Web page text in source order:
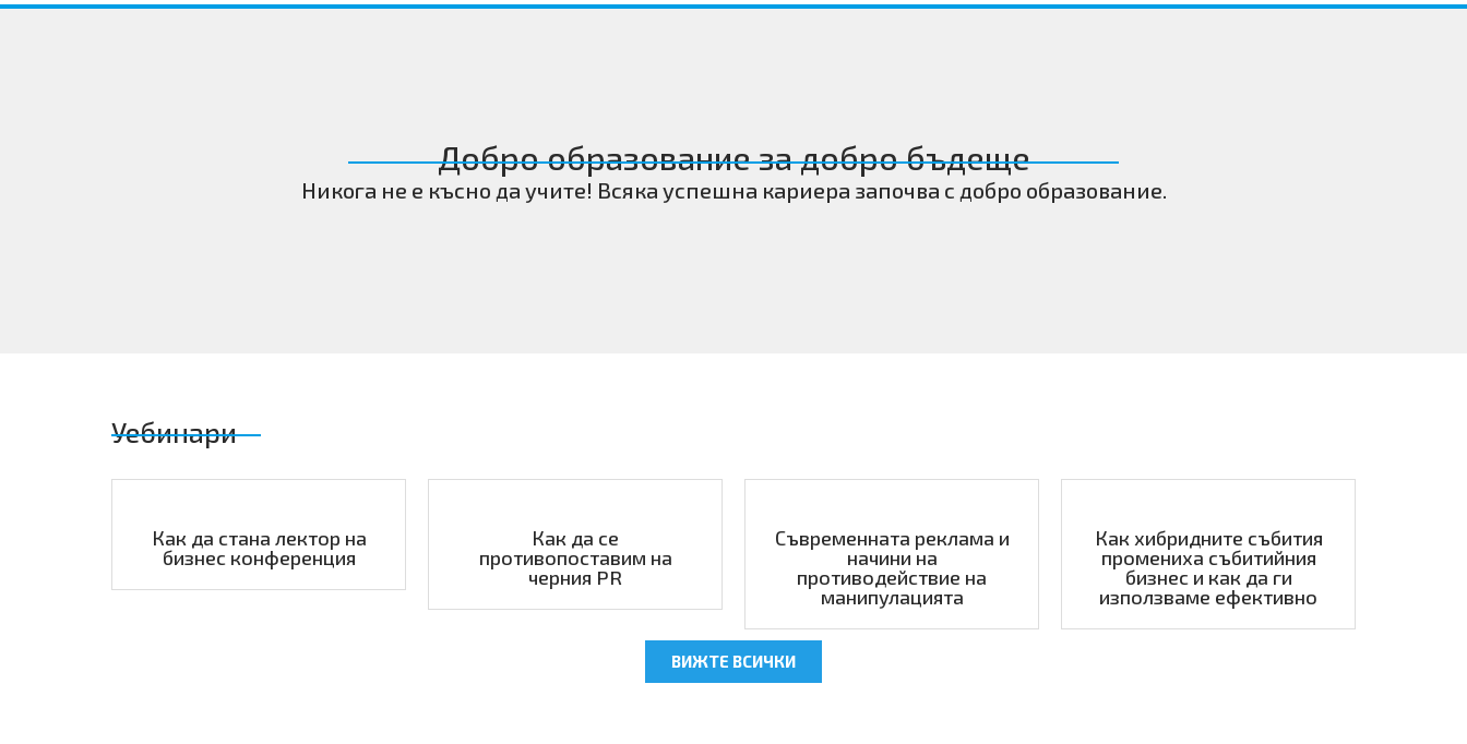
Добро образование за добро бъдеще
Никога не е късно да учите! Всяка успешна кариера започва с добро образование.
Уебинари
Как да стана лектор на
бизнес конференция
Как да се
противопоставим на
черния PR
Съвременната реклама и
начини на
противодействие на
манипулацията
Как хибридните събития
промениха събитийния
бизнес и как да ги
използваме ефективно
ВИЖТЕ ВСИЧКИ